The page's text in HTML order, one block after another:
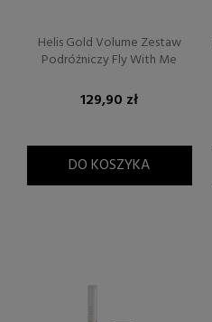
Helis Gold Volume Zestaw
Podróżniczy Fly With Me
129,90 zł
DO KOSZYKA